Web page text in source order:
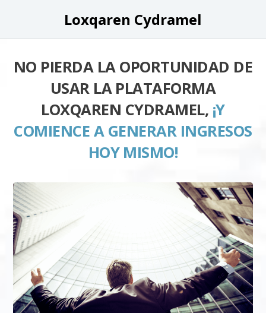
Loxqaren Cydramel
NO PIERDA LA OPORTUNIDAD DE
USAR LA PLATAFORMA
LOXQAREN CYDRAMEL, ¡Y
COMIENCE A GENERAR INGRESOS
HOY MISMO!